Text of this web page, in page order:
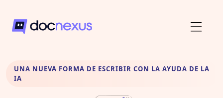
UNA NUEVA FORMA DE ESCRIBIR CON LA AYUDA DE LA
IA